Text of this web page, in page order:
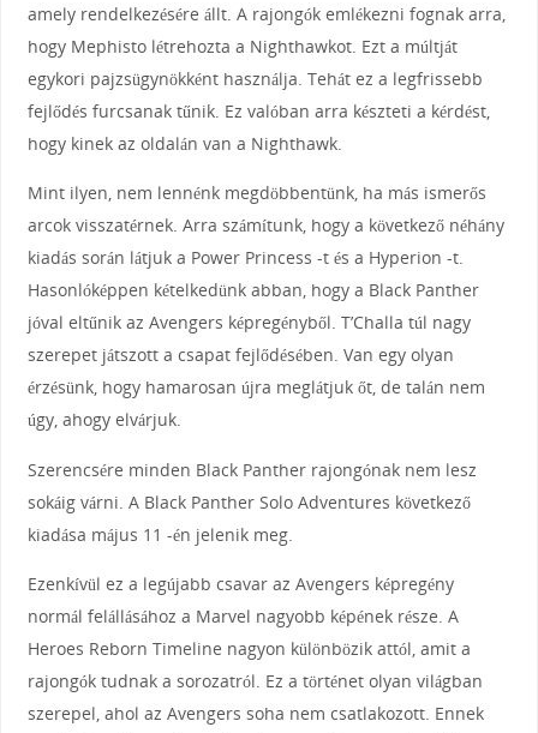
amely rendelkezésére állt. A rajongók emlékezni fognak arra,
hogy Mephisto létrehozta a Nighthawkot. Ezt a múltját
egykori pajzsügynökként használja. Tehát ez a legfrissebb
fejlődés furcsanak tűnik. Ez valóban arra készteti a kérdést,
hogy kinek az oldalán van a Nighthawk.
Mint ilyen, nem lennénk megdöbbentünk, ha más ismerős
arcok visszatérnek. Arra számítunk, hogy a következő néhány
kiadás során látjuk a Power Princess -t és a Hyperion -t.
Hasonlóképpen kételkedünk abban, hogy a Black Panther
jóval eltűnik az Avengers képregényből. T’Challa túl nagy
szerepet játszott a csapat fejlődésében. Van egy olyan
érzésünk, hogy hamarosan újra meglátjuk őt, de talán nem
úgy, ahogy elvárjuk.
Szerencsére minden Black Panther rajongónak nem lesz
sokáig várni. A Black Panther Solo Adventures következő
kiadása május 11 -én jelenik meg.
Ezenkívül ez a legújabb csavar az Avengers képregény
normál felállásához a Marvel nagyobb képének része. A
Heroes Reborn Timeline nagyon különbözik attól, amit a
rajongók tudnak a sorozatról. Ez a történet olyan világban
szerepel, ahol az Avengers soha nem csatlakozott. Ennek